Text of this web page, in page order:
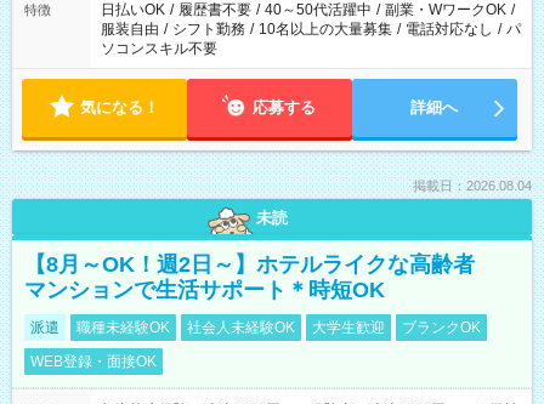
特徴 日払いOK / 履歴書不要 / 40～50代活躍中 / 副業・WワークOK /
服装自由 / シフト勤務 / 10名以上の大量募集 / 電話対応なし / パ
ソコンスキル不要
気になる！ 応募する 詳細へ
掲載日：2026.08.04
未読
【8月～OK！週2日～】ホテルライクな高齢者
マンションで生活サポート＊時短OK
派遣 職種未経験OK 社会人未経験OK 大学生歓迎
ブランクOK
WEB登録・面接OK